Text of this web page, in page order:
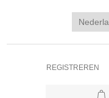
REGISTREREN